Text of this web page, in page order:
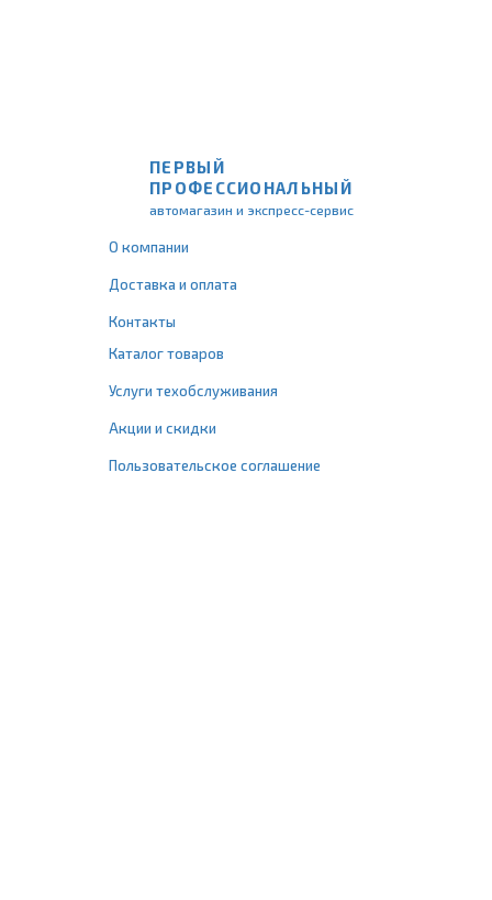
ПЕРВЫЙ
ПРОФЕССИОНАЛЬНЫЙ
автомагазин и экспресс-сервис
О компании
Доставка и оплата
Контакты
Каталог товаров
Услуги техобслуживания
Акции и скидки
Пользовательское соглашение